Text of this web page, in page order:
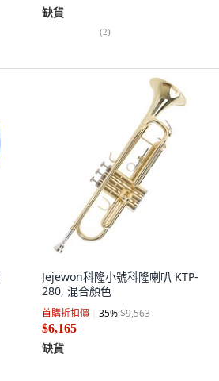
缺貨
(2)
Jejewon科隆小號科隆喇叭 KTP-
280, 混合顏色
首購折扣價 35%$9,563
$6,165
缺貨